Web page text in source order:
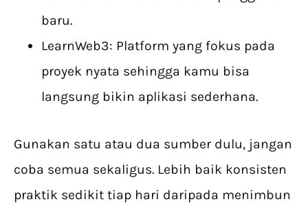
baru.
LearnWeb3: Platform yang fokus pada
proyek nyata sehingga kamu bisa
langsung bikin aplikasi sederhana.
Gunakan satu atau dua sumber dulu, jangan
coba semua sekaligus. Lebih baik konsisten
praktik sedikit tiap hari daripada menimbun